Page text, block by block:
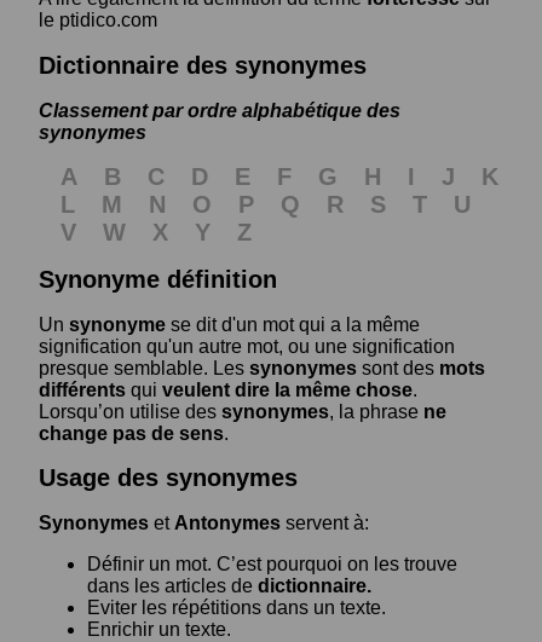
le ptidico.com
Dictionnaire des synonymes
Classement par ordre alphabétique des
synonymes
A B C D E F G H I J
K
L
M N O P Q R S T
U
V
W X Y
Z
Synonyme définition
Un synonyme se dit d'un mot qui a la même
signification qu'un autre mot, ou une signification
presque semblable. Les synonymes sont des mots
différents qui veulent dire la même chose.
Lorsqu’on utilise des synonymes, la phrase ne
change pas de sens.
Usage des synonymes
Synonymes et Antonymes servent à:
Définir un mot. C’est pourquoi on les trouve
dans les articles de dictionnaire.
Eviter les répétitions dans un texte.
Enrichir un texte.